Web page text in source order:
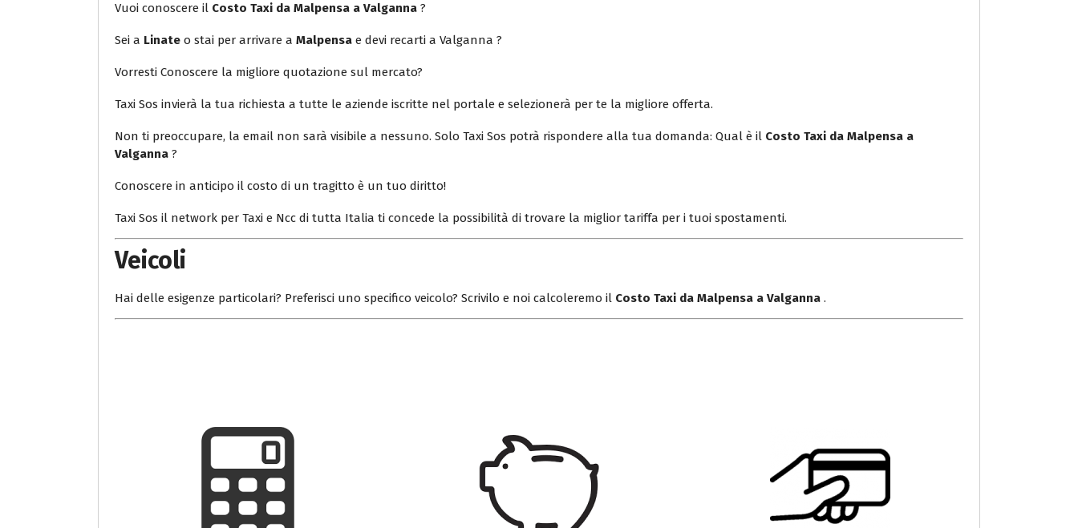
Vuoi conoscere il Costo Taxi da Malpensa a Valganna ?
Sei a Linate o stai per arrivare a Malpensa e devi recarti a Valganna ?
Vorresti Conoscere la migliore quotazione sul mercato?
Taxi Sos invierà la tua richiesta a tutte le aziende iscritte nel portale e selezionerà per te la migliore offerta.
Non ti preoccupare, la email non sarà visibile a nessuno. Solo Taxi Sos potrà rispondere alla tua domanda: Qual è il Costo Taxi da Malpensa a
Valganna ?
Conoscere in anticipo il costo di un tragitto è un tuo diritto!
Taxi Sos il network per Taxi e Ncc di tutta Italia ti concede la possibilità di trovare la miglior tariffa per i tuoi spostamenti.
Veicoli
Hai delle esigenze particolari? Preferisci uno specifico veicolo? Scrivilo e noi calcoleremo il Costo Taxi da Malpensa a Valganna .